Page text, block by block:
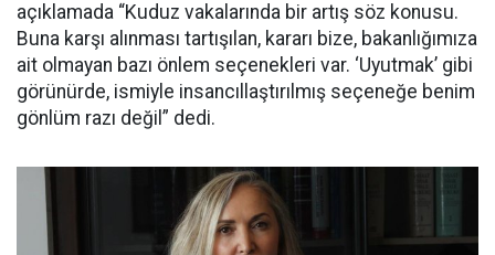
açıklamada “Kuduz vakalarında bir artış söz konusu.
Buna karşı alınması tartışılan, kararı bize, bakanlığımıza
ait olmayan bazı önlem seçenekleri var. ‘Uyutmak’ gibi
görünürde, ismiyle insancıllaştırılmış seçeneğe benim
gönlüm razı değil” dedi.